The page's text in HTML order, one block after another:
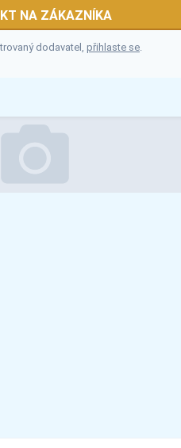
NA ZÁKAZNÍKA
dodavatel, přihlaste se.